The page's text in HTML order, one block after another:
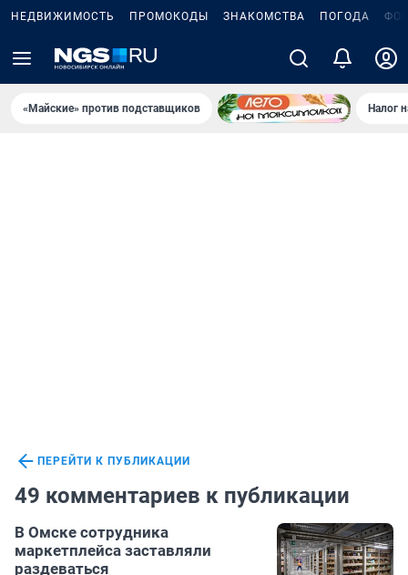
НЕДВИЖИМОСТЬ ПРОМОКОДЫ ЗНАКОМСТВА ПОГОДА
«Майские» против подставщиков Налог
ПЕРЕЙТИ К ПУБЛИКАЦИИ
49 комментариев к публикации
В Омске сотрудника
маркетплейса заставляли
раздеваться